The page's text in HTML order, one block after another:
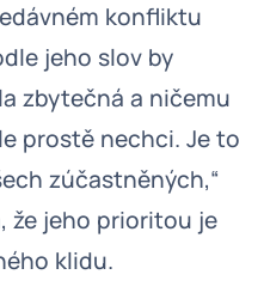
konfliktu
jeho slov by
zbytečná a ničemu
prostě nechci. Je to
zúčastněných,“
že jeho prioritou je
klidu.